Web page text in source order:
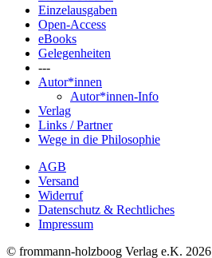
Einzelausgaben
Open-Access
eBooks
Gelegenheiten
---
Autor*innen
Autor*innen-Info
Verlag
Links / Partner
Wege in die Philosophie
AGB
Versand
Widerruf
Datenschutz & Rechtliches
Impressum
© frommann-holzboog Verlag e.K. 2026